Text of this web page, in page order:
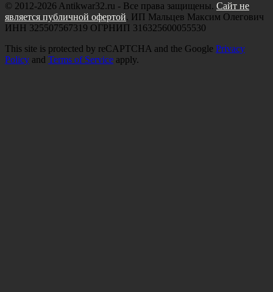
© 2012-2026 Antikwar32.ru - Все права защищены. Сайт не
является публичной офертой. ИП Мальцев Максим Олегович
ИНН 325507567319 ОГРНИП 316325600055530
This site is protected by reCAPTCHA and the Google Privacy
Policy and Terms of Service apply.